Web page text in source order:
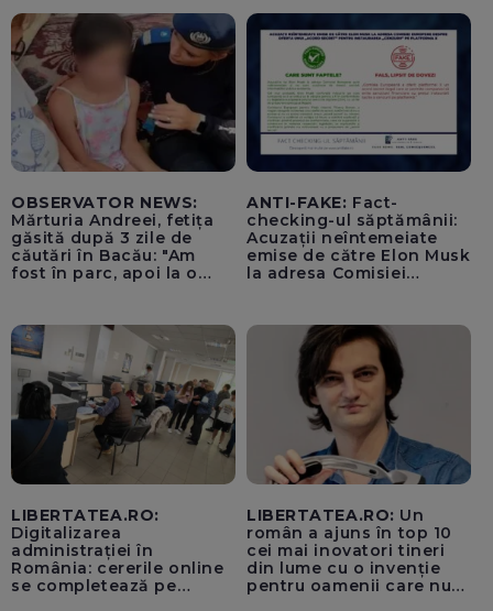
OBSERVATOR NEWS:
Mărturia Andreei, fetița
găsită după 3 zile de
căutări în Bacău: "Am
fost în parc, apoi la o
ANTI-FAKE: Fact-
checking-ul săptămânii:
Acuzații neîntemeiate
emise de către Elon Musk
la adresa Comisiei
pentru instaurarea
„cenzurii” pe platforma X
LIBERTATEA.RO:
Digitalizarea
administrației în
România: cererile online
se completează pe
LIBERTATEA.RO: Un
român a ajuns în top 10
cei mai inovatori tineri
din lume cu o invenție
pentru oamenii care nu